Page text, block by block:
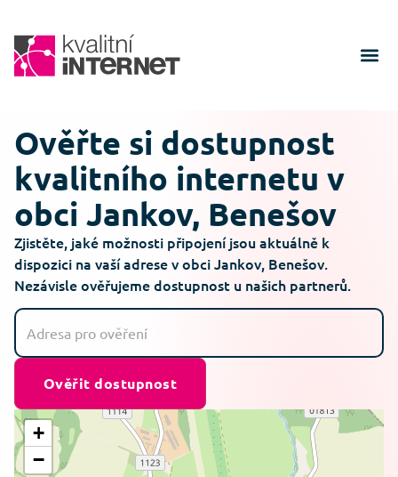
Ověřte si dostupnost
kvalitního internetu v
obci Jankov, Benešov
Zjistěte, jaké možnosti připojení jsou aktuálně k
dispozici na vaší adrese v obci Jankov, Benešov.
Nezávisle ověřujeme dostupnost u našich partnerů.
Ověřit dostupnost
+
−